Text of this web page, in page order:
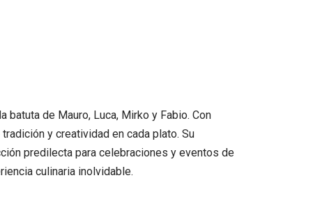
de Mauro, Luca, Mirko y Fabio. Con
y creatividad en cada plato. Su
predilecta para celebraciones y eventos de
culinaria inolvidable.